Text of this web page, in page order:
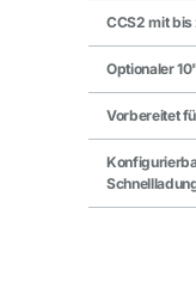
CCS2 mit
Optionaler
Vorbereitet